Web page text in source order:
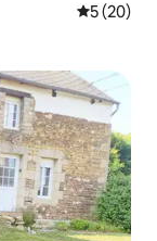
5 (20)